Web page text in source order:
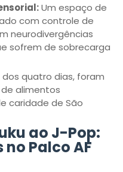
Um espaço de
com controle de
neurodivergências
sofrem de sobrecarga
dos quatro dias, foram
alimentos
caridade de São
ao J-Pop:
Palco AF